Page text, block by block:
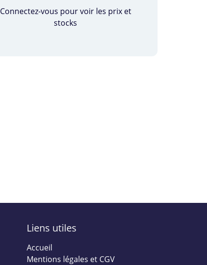
Connectez-vous pour voir les prix et
stocks
Liens utiles
Accueil
Mentions légales et CGV